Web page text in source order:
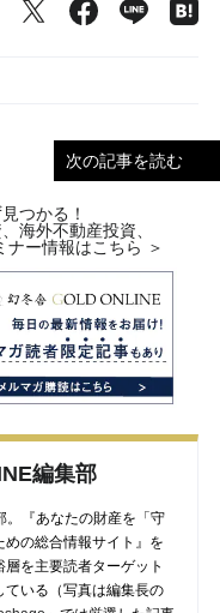
次の記事を読む
つかる！
海外不動産投資、
ナー情報はこちら ＞
編集部
。『あなたの財産を「守
の総合情報サイト』を
を主要読者ターゲット
ている（写真は編集長の